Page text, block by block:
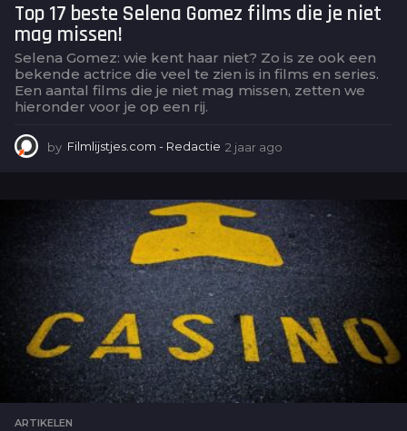
Top 17 beste Selena Gomez films die je niet
mag missen!
Selena Gomez: wie kent haar niet? Zo is ze ook een
bekende actrice die veel te zien is in films en series.
Een aantal films die je niet mag missen, zetten we
hieronder voor je op een rij.
by Filmlijstjes.com - Redactie 2 jaar ago
a
r
a
g
o
ARTIKELEN